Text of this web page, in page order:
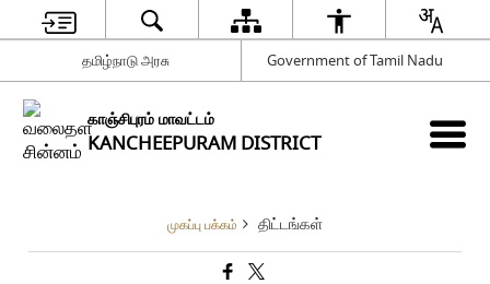
தமிழ்நாடு அரசு Government of Tamil Nadu
காஞ்சிபுரம் மாவட்டம்
KANCHEEPURAM DISTRICT
முகப்பு பக்கம் திட்டங்கள்